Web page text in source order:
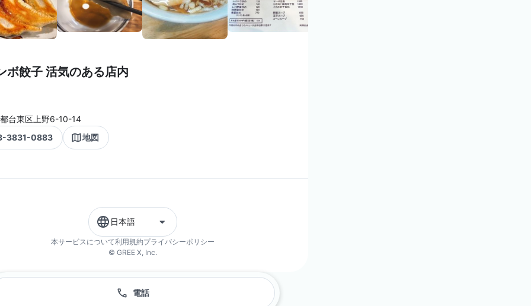
ボ餃子 活気のある店内
台東区上野6-10-14
3831-0883
地図
日本語
本サービスについて利用規約プライバシーポリシー
© GREE X, Inc.
電話